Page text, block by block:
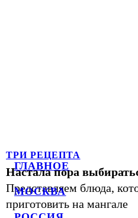
ГЛАВНОЕ
МОСКВА
ТРИ РЕЦЕПТА
Настала пора
Представляем блюда,
приготовить на мангале